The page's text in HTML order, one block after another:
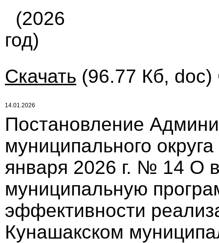
(2026
год)
Скачать (96.77 Кб, doc)
14.01.2026
Постановление
муниципального
января 2026 г. № 14 О
муниципальную
эффективности
Кунашакском